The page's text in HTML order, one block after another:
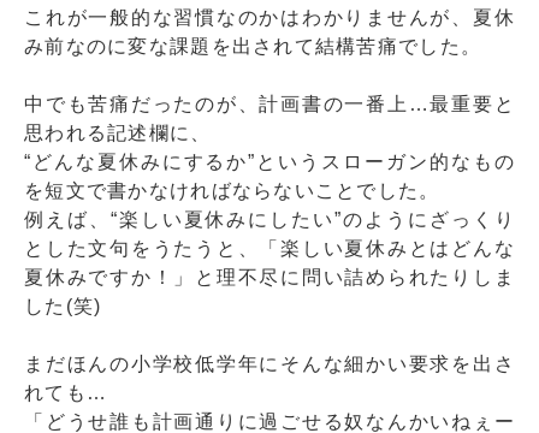
これが一般的な習慣なのかはわかりませんが、夏休
み前なのに変な課題を出されて結構苦痛でした。
中でも苦痛だったのが、計画書の一番上…最重要と
思われる記述欄に、
“どんな夏休みにするか”というスローガン的なもの
を短文で書かなければならないことでした。
例えば、“楽しい夏休みにしたい”のようにざっくり
とした文句をうたうと、「楽しい夏休みとはどんな
夏休みですか！」と理不尽に問い詰められたりしま
した(笑)
まだほんの小学校低学年にそんな細かい要求を出さ
れても…
「どうせ誰も計画通りに過ごせる奴なんかいねぇー